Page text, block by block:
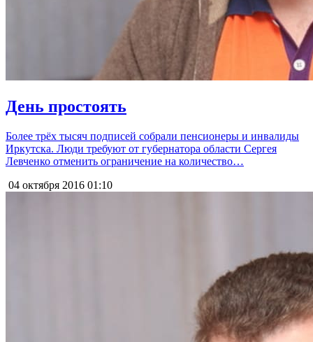
День простоять
Более трёх тысяч подписей собрали пенсионеры и инвалиды
Иркутска. Люди требуют от губернатора области Сергея
Левченко отменить ограничение на количество…
04 октября 2016 01:10